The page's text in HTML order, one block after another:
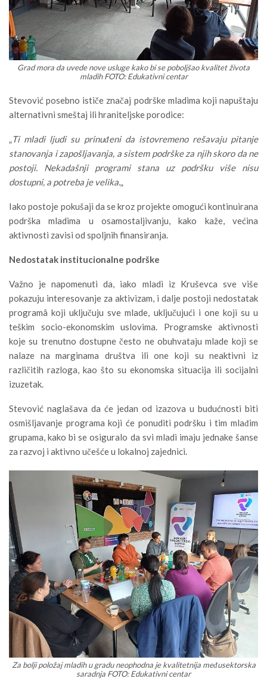
Grad mora da uvede nove usluge kako bi se poboljšao kvalitet života
mladih FOTO: Edukativni centar
Stevović posebno ističe značaj podrške mladima koji napuštaju
alternativni smeštaj ili hraniteljske porodice:
„Ti mladi ljudi su prinuđeni da istovremeno rešavaju pitanje
stanovanja i zapošljavanja, a sistem podrške za njih skoro da ne
postoji. Nekadašnji programi stana uz podršku više nisu
dostupni, a potreba je velika.„
Iako postoje pokušaji da se kroz projekte omogući kontinuirana
podrška mladima u osamostaljivanju, kako kaže, većina
aktivnosti zavisi od spoljnih finansiranja.
Nedostatak institucionalne podrške
Važno je napomenuti da, iako mladi iz Kruševca sve više
pokazuju interesovanje za aktivizam, i dalje postoji nedostatak
programâ koji uključuju sve mlade, uključujući i one koji su u
teškim socio-ekonomskim uslovima. Programske aktivnosti
koje su trenutno dostupne često ne obuhvataju mlade koji se
nalaze na marginama društva ili one koji su neaktivni iz
različitih razloga, kao što su ekonomska situacija ili socijalni
izuzetak.
Stevović naglašava da će jedan od izazova u budućnosti biti
osmišljavanje programa koji će ponuditi podršku i tim mlađim
grupama, kako bi se osiguralo da svi mladi imaju jednake šanse
za razvoj i aktivno učešće u lokalnoj zajednici.
Za bolji položaj mladih u gradu neophodna je kvalitetnija međusektorska
saradnja FOTO: Edukativni centar